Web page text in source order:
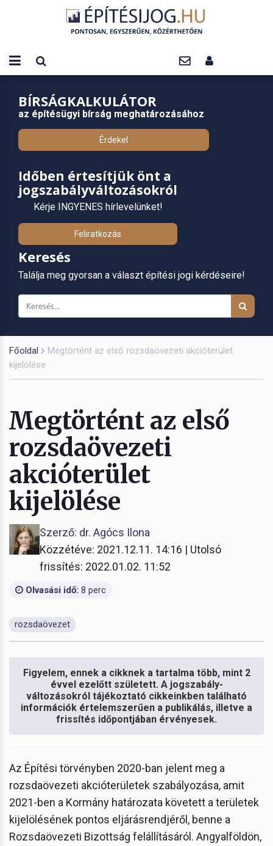
BÍRSÁGKALKULÁTOR
az építésügyi bírság meghatározásához
Érdekel
Időben értesítjük önt a
jogszabályváltozásokról
Kérje INGYENES hírlevelünket!
Feliratkozás
Keresés
Találja meg gyorsan a választ építési jogi kérdéseire!
Főoldal
Megtörtént az első rozsdaövezeti akcióterület
kijelölése
Megtörtént az első
rozsdaövezeti
akcióterület
kijelölése
Szerző: dr. Agócs Ilona
Közzétéve: 2021.12.11. 14:16 | Utolsó
frissítés: 2022.01.02. 11:52
Olvasási idő: 8 perc
rozsdaövezet
Figyelem, ennek a cikknek a tartalma több, mint 2
évvel ezelőtt született. A jogszabály-
változásokról tájékoztató cikkeinkben található
információk értelemszerűen a publikálás, illetve a
frissítés időpontjában érvényesek.
Az Építési törvényben 2020-ban jelent meg a
rozsdaövezeti akcióterületek szabályozása, amit
2021-ben a Kormány határozata követett a területek
kijelölésének pontos eljárásrendjéről, benne a
Rozsdaövezeti Bizottság felállításáról. Angyalföldön,